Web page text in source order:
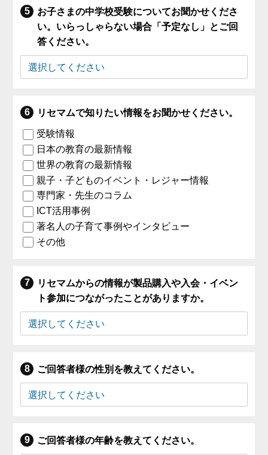
お子さまの中学校受験についてお聞かせくださ
い。いらっしゃらない場合「予定なし」とご回
答ください。
リセマムで知りたい情報をお聞かせください。
受験情報
日本の教育の最新情報
世界の教育の最新情報
親子・子どものイベント・レジャー情報
専門家・先生のコラム
ICT活用事例
著名人の子育て事例やインタビュー
その他
リセマムからの情報が製品購入や入会・イベン
ト参加につながったことがありますか。
ご回答者様の性別を教えてください。
ご回答者様の年齢を教えてください。